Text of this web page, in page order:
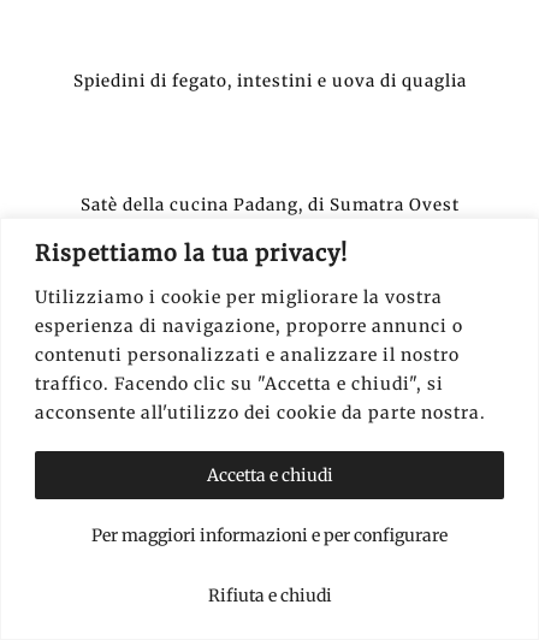
Rispettiamo la tua privacy!
Utilizziamo i cookie per migliorare la vostra
esperienza di navigazione, proporre annunci o
contenuti personalizzati e analizzare il nostro
traffico. Facendo clic su "Accetta e chiudi", si
acconsente all'utilizzo dei cookie da parte nostra.
Per maggiori informazioni e per configurare
Rifiuta e chiudi
Accetta e chiudi
Spiedini di fegato, intestini e uova di quaglia
Satè della cucina Padang, di Sumatra Ovest
8. FARE UNO SKY DINING SUI
GRATTACIELI
Mentre sto scrivendo, qualche addetto ai
nuovo grattacielo, pronto a prendere il suo
posto di prepotenza e a svettare nell’affollato
specchiando le sue nuvole di giorno e le sue